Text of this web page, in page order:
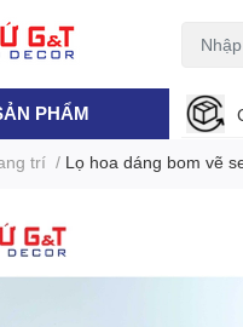
PHẨM
trí / Lọ hoa dáng bom vẽ